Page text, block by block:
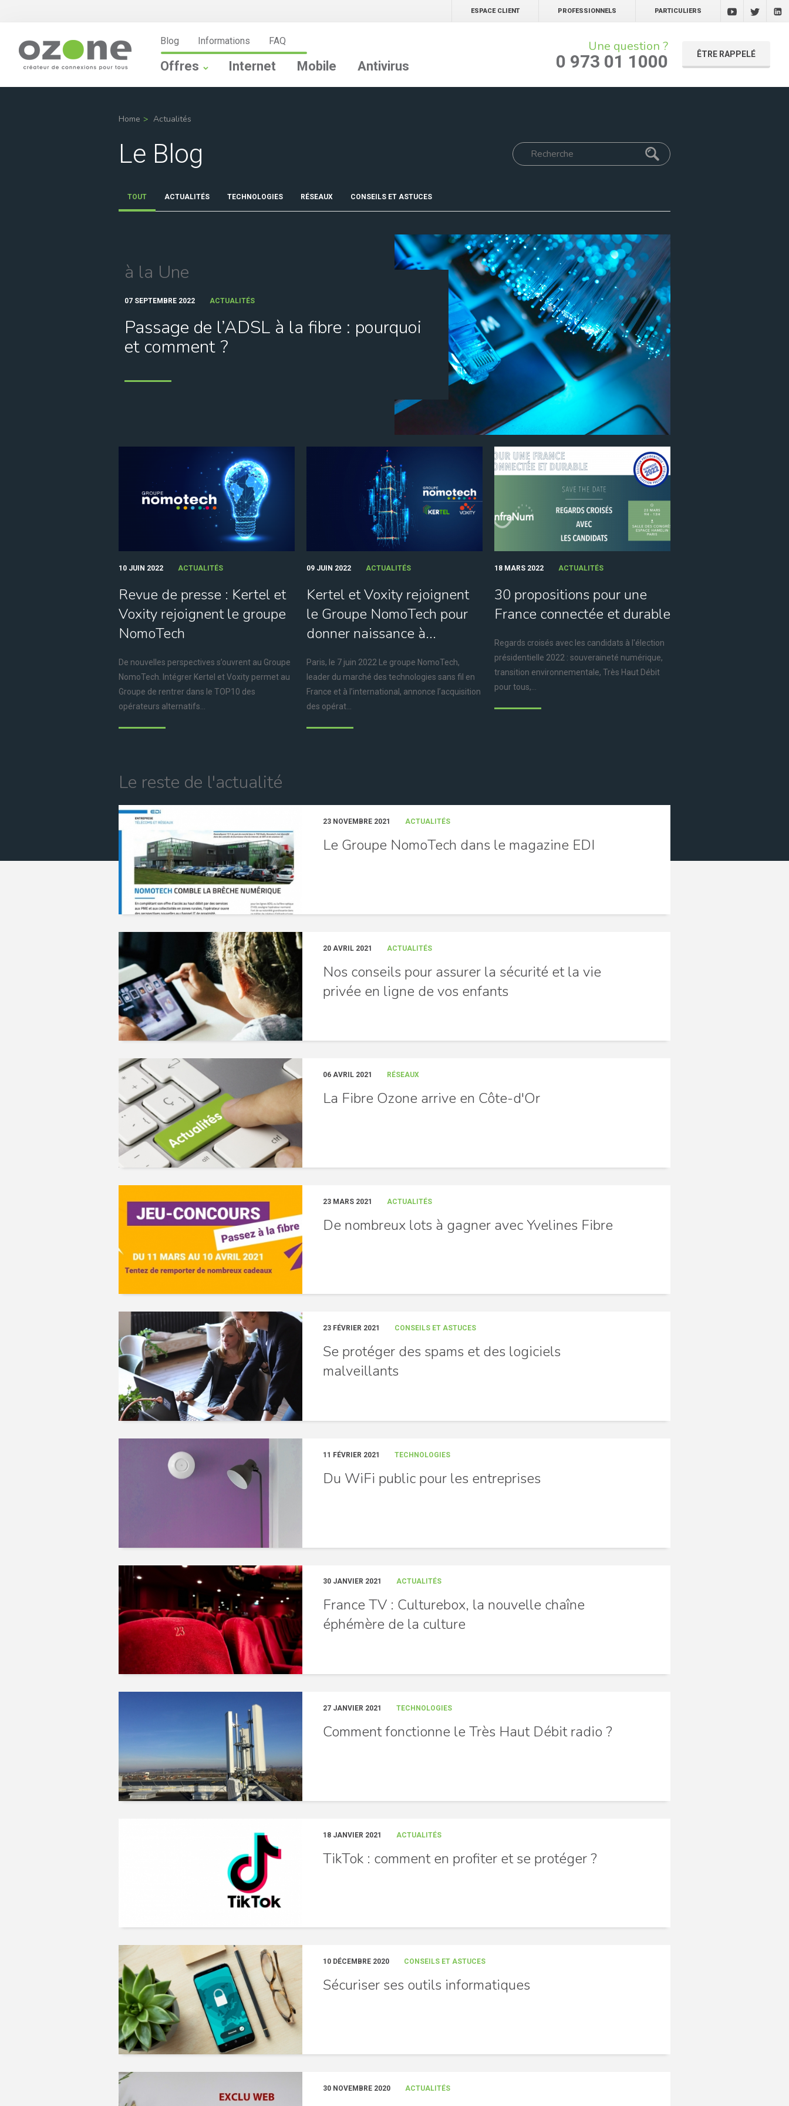
ESPACE CLIENT PROFESSIONNELS PARTICULIERS
Blog Informations FAQ
Offres Internet Mobile Antivirus
Une question ?
0 973 01 1000 ÊTRE RAPPELÉ
Home Actualités
Le Blog
TOUT ACTUALITÉS TECHNOLOGIES RÉSEAUX CONSEILS ET ASTUCES
à la Une
07 SEPTEMBRE 2022 ACTUALITÉS
Passage de l’ADSL à la fibre : pourquoi
et comment ?
10 JUIN 2022 ACTUALITÉS
Revue de presse : Kertel et
Voxity rejoignent le groupe
NomoTech
De nouvelles perspectives s’ouvrent au Groupe
NomoTech. Intégrer Kertel et Voxity permet au
Groupe de rentrer dans le TOP10 des
opérateurs alternatifs...
09 JUIN 2022 ACTUALITÉS
Kertel et Voxity rejoignent
le Groupe NomoTech pour
donner naissance à...
Paris, le 7 juin 2022 Le groupe NomoTech,
leader du marché des technologies sans fil en
France et à l’international, annonce l’acquisition
des opérat...
18 MARS 2022 ACTUALITÉS
30 propositions pour une
France connectée et durable
Regards croisés avec les candidats à l'élection
présidentielle 2022 : souveraineté numérique,
transition environnementale, Très Haut Débit
pour tous,...
Le reste de l'actualité
23 NOVEMBRE 2021 ACTUALITÉS
Le Groupe NomoTech dans le magazine EDI
20 AVRIL 2021 ACTUALITÉS
Nos conseils pour assurer la sécurité et la vie
privée en ligne de vos enfants
06 AVRIL 2021 RÉSEAUX
La Fibre Ozone arrive en Côte-d'Or
23 MARS 2021 ACTUALITÉS
De nombreux lots à gagner avec Yvelines Fibre
23 FÉVRIER 2021 CONSEILS ET ASTUCES
Se protéger des spams et des logiciels
malveillants
11 FÉVRIER 2021 TECHNOLOGIES
Du WiFi public pour les entreprises
30 JANVIER 2021 ACTUALITÉS
France TV : Culturebox, la nouvelle chaîne
éphémère de la culture
27 JANVIER 2021 TECHNOLOGIES
Comment fonctionne le Très Haut Débit radio ?
18 JANVIER 2021 ACTUALITÉS
TikTok : comment en profiter et se protéger ?
10 DÉCEMBRE 2020 CONSEILS ET ASTUCES
Sécuriser ses outils informatiques
30 NOVEMBRE 2020 ACTUALITÉS